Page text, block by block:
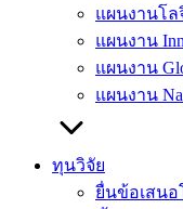
แผนงานโ
แผนงาน
แผนงาน
แผนงาน
ทุนวิจัย
ยื่นข้อเสนอ